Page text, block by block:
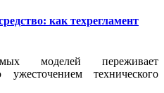
как техрегламент
моделей переживает
технического